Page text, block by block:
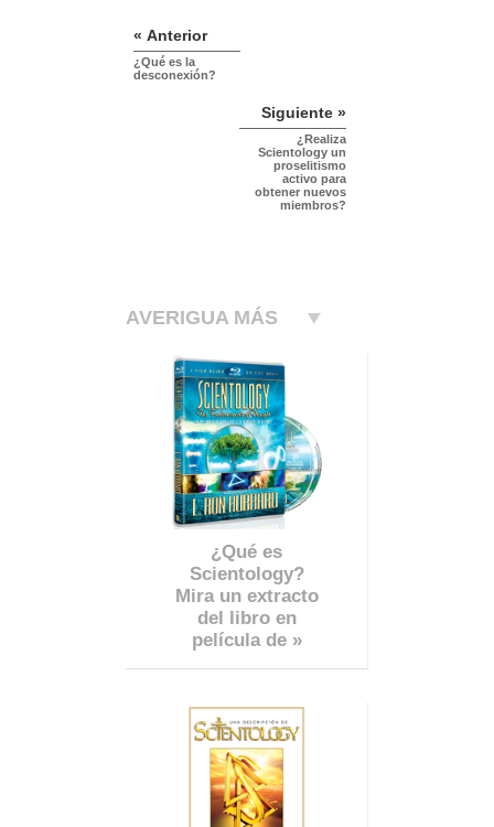
« Anterior
¿Qué es la
desconexión?
Siguiente »
¿Realiza
Scientology un
proselitismo
activo para
obtener nuevos
miembros?
AVERIGUA MÁS
¿Qué es
Scientology?
Mira un extracto
del libro en
película de »